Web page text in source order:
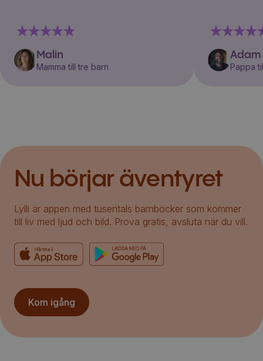
Malin
Mamma till tre barn
Adam
Pappa
Nu börjar äventyret
Lylli är appen med tusentals barnböcker som kommer
till liv med ljud och bild. Prova gratis, avsluta när du vill.
Kom igång